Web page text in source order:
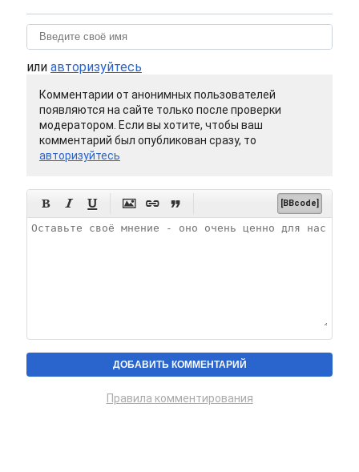
или авторизуйтесь
Комментарии от анонимных пользователей
появляются на сайте только после проверки
модератором. Если вы хотите, чтобы ваш
комментарий был опубликован сразу, то
авторизуйтесь
      [BBcode]
Правила комментирования